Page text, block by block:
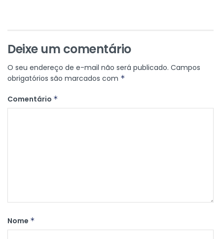
Deixe um comentário
O seu endereço de e-mail não será publicado. Campos
obrigatórios são marcados com *
Comentário *
Nome *